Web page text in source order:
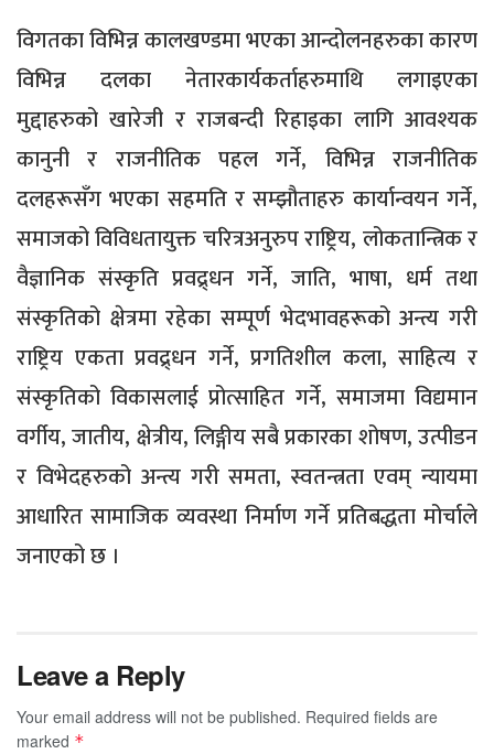
विगतका विभिन्न कालखण्डमा भएका आन्दोलनहरुका कारण
विभिन्न दलका नेतारकार्यकर्ताहरुमाथि लगाइएका
मुद्दाहरुको खारेजी र राजबन्दी रिहाइका लागि आवश्यक
कानुनी र राजनीतिक पहल गर्ने, विभिन्न राजनीतिक
दलहरूसँग भएका सहमति र सम्झौताहरु कार्यान्वयन गर्ने,
समाजको विविधतायुक्त चरित्रअनुरुप राष्ट्रिय, लोकतान्त्रिक र
वैज्ञानिक संस्कृति प्रवद्र्धन गर्ने, जाति, भाषा, धर्म तथा
संस्कृतिको क्षेत्रमा रहेका सम्पूर्ण भेदभावहरूको अन्त्य गरी
राष्ट्रिय एकता प्रवद्र्धन गर्ने, प्रगतिशील कला, साहित्य र
संस्कृतिको विकासलाई प्रोत्साहित गर्ने, समाजमा विद्यमान
वर्गीय, जातीय, क्षेत्रीय, लिङ्गीय सबै प्रकारका शोषण, उत्पीडन
र विभेदहरुको अन्त्य गरी समता, स्वतन्त्रता एवम् न्यायमा
आधारित सामाजिक व्यवस्था निर्माण गर्ने प्रतिबद्धता मोर्चाले
जनाएको छ ।
Leave a Reply
Your email address will not be published. Required fields are
marked *